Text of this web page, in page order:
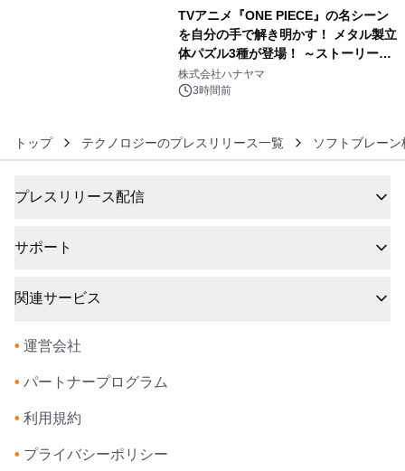
TVアニメ『ONE PIECE』の名シーン
を自分の手で解き明かす！ メタル製立
体パズル3種が登場！ ～ストーリーと
ギミックが融合した 大人の体験型パズ
ルが8月7日(金)12時より先行予約受付
株式会社ハナヤマ
3時間前
トップ テクノロジーのプレスリリース一覧 ソフトブレー
プレスリリース配信
サポート
関連サービス
• 運営会社
• パートナープログラム
• 利用規約
• プライバシーポリシー